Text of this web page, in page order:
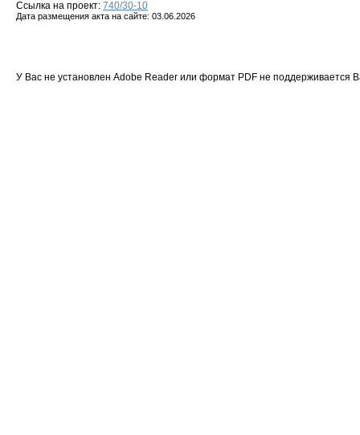
Ссылка на проект: 740/30-10
Дата размещения акта на сайте: 03.06.2026
У Вас не установлен Adobe Reader или формат PDF не поддерживается